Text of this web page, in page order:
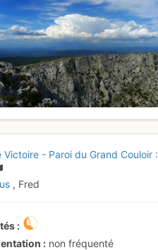
Victoire - Paroi du Grand
, Fred
non fréquenté